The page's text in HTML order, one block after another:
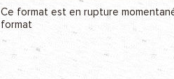
Ce format est en rupture
format